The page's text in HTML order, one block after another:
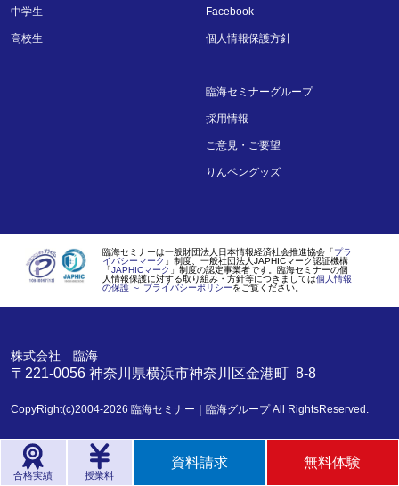
中学生
高校生
Facebook
個人情報保護方針
臨海セミナーグループ
採用情報
ご意見・ご要望
りんペングッズ
臨海セミナーは一般財団法人日本情報経済社会推進協会「プラ
イバシーマーク 」制度、一般社団法人JAPHICマーク認証機構
「JAPHICマーク 」制度の認定事業者です。臨海セミナーの個
人情報保護に対する取り組み・方針等につきましては個人情報
の保護 ～ プライバシーポリシーをご覧ください。
株式会社 臨海
〒221-0056 神奈川県横浜市神奈川区金港町 8-8
CopyRight(c)2004-2026 臨海セミナー｜臨海グループAll RightsReserved.
合格実績 授業料
資料請求 無料体験